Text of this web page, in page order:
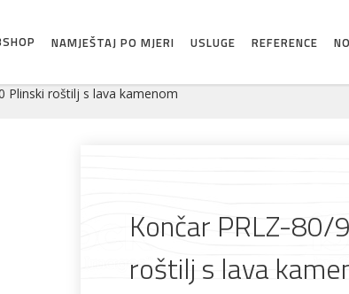
NAMJEŠTAJ PO MJERI USLUGE REFERENCE
Plinski roštilj s lava kamenom
Končar PRLZ-80/
roštilj s lava